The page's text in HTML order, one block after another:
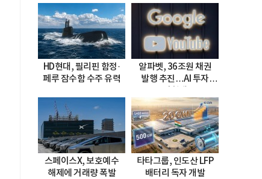
HD현대, 필리핀 함정·
페루 잠수함 수주 유력
알파벳, 36조원 채권
발행 추진…AI 투자
스페이스X, 보호예수
해제에 거래량 폭발
타타그룹, 인도산 LFP
배터리 독자 개발